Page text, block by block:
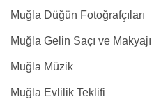
Muğla Düğün Fotoğrafçıları
Muğla Gelin Saçı ve Makyajı
Muğla Müzik
Muğla Evlilik Teklifi